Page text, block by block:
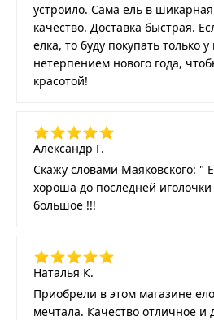
устроило. Сама ель в
качество. Доставка быстрая.
елка, то буду покупать только
нетерпением нового года,
красотой!
Александр Г.
Скажу словами Маяковского: "
хороша до последней
большое !!!
Наталья К.
Приобрели в этом магазине
мечтала. Качество отличное